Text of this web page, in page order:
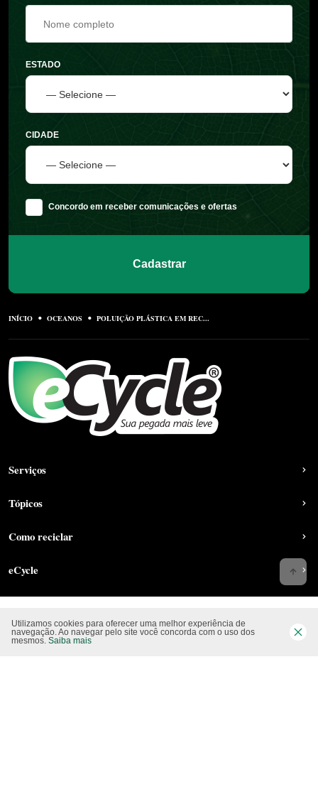
ESTADO
CIDADE
Concordo em receber comunicações e ofertas
Cadastrar
INÍCIO OCEANOS POLUIÇÃO PLÁSTICA EM REC...
Serviços
Tópicos
Como reciclar
eCycle
Siga-nos nas rede sociais
Utilizamos cookies para oferecer uma melhor experiência de
navegação. Ao navegar pelo site você concorda com o uso dos
mesmos. Saiba mais